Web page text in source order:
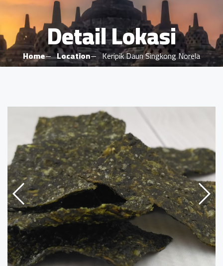
Detail Lokasi
Home Location Keripik Daun Singkong Norela